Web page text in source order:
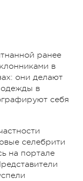
ранее
в
они делают
одежды в
себя
селебрити
на портале